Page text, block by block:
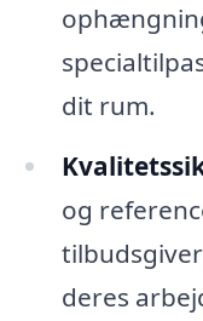
dit rum.
og
deres